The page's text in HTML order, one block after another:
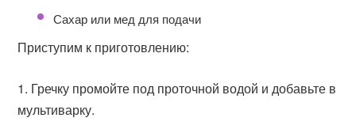
Сахар или мед для подачи
Приступим к приготовлению:
Гречку промойте под проточной водой и добавьте в
мультиварку.